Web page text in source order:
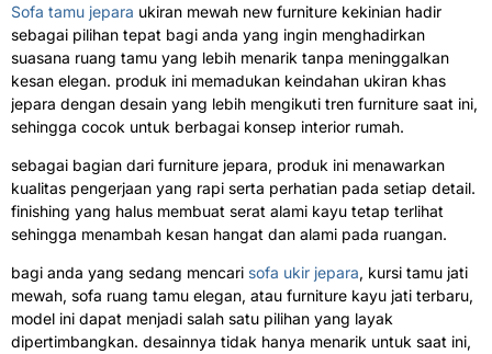
Sofa tamu jepara ukiran mewah new furniture kekinian hadir
sebagai pilihan tepat bagi anda yang ingin menghadirkan
suasana ruang tamu yang lebih menarik tanpa meninggalkan
kesan elegan. produk ini memadukan keindahan ukiran khas
jepara dengan desain yang lebih mengikuti tren furniture saat ini,
sehingga cocok untuk berbagai konsep interior rumah.
sebagai bagian dari furniture jepara, produk ini menawarkan
kualitas pengerjaan yang rapi serta perhatian pada setiap detail.
finishing yang halus membuat serat alami kayu tetap terlihat
sehingga menambah kesan hangat dan alami pada ruangan.
bagi anda yang sedang mencari sofa ukir jepara, kursi tamu jati
mewah, sofa ruang tamu elegan, atau furniture kayu jati terbaru,
model ini dapat menjadi salah satu pilihan yang layak
dipertimbangkan. desainnya tidak hanya menarik untuk saat ini,